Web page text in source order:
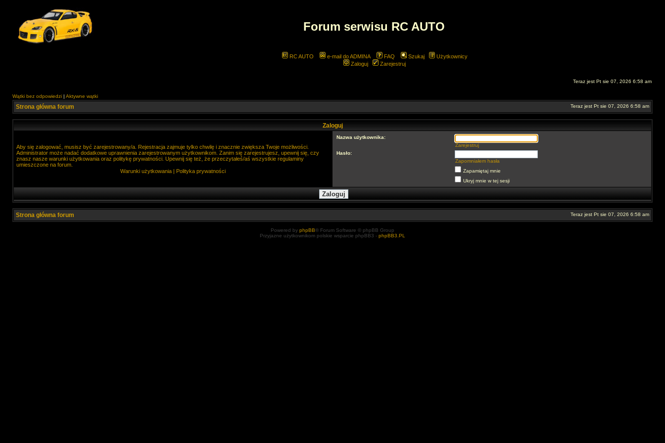
Forum serwisu RC AUTO
RC AUTO e-mail do ADMINA FAQ Szukaj
Użytkownicy
Zaloguj
Zarejestruj
Teraz jest Pt sie 07, 2026 6:58 am
Wątki bez odpowiedzi | Aktywne wątki
Strona główna forum Teraz jest Pt sie 07, 2026 6:58 am
Zaloguj
Aby się zalogować, musisz być zarejestrowany/a. Rejestracja zajmuje tylko chwilę i znacznie zwiększa Twoje możliwości.
Administrator może nadać dodatkowe uprawnienia zarejestrowanym użytkownikom. Zanim się zarejestrujesz, upewnij się, czy
znasz nasze warunki użytkowania oraz politykę prywatności. Upewnij się też, że przeczytałeś/aś wszystkie regulaminy
umieszczone na forum.
Warunki użytkowania | Polityka prywatności
Nazwa użytkownika:
Zarejestruj
Hasło:
Zapomniałem hasła
Zapamiętaj mnie
Ukryj mnie w tej sesji
Strona główna forum Teraz jest Pt sie 07, 2026 6:58 am
Powered by phpBB® Forum Software © phpBB Group
Przyjazne użytkownikom polskie wsparcie phpBB3 - phpBB3.PL